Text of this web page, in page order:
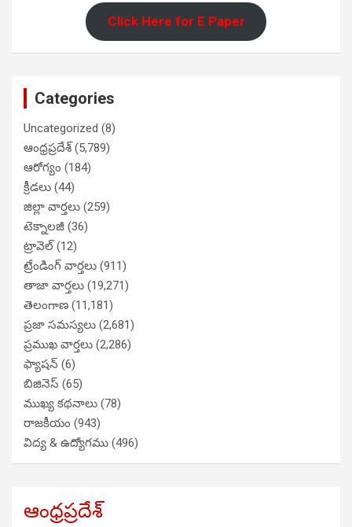
Click Here for E Paper
Categories
Uncategorized (8)
ఆంధ్రప్రదేశ్(5,789)
ఆరోగ్యం (184)
క్రీడలు (44)
జిల్లా వార్తలు (259)
టెక్నాలజీ (36)
ట్రావెల్(12)
ట్రేండింగ్ వార్తలు (911)
తాజా వార్తలు (19,271)
తెలంగాణ (11,181)
ప్రజా సమస్యలు (2,681)
ప్రముఖ వార్తలు (2,286)
ఫ్యాషన్ (6)
బిజినెస్ (65)
ముఖ్య కథనాలు (78)
రాజకీయం (943)
విద్య & ఉద్యోగము (496)
ఆంధ్రప్రదేశ్